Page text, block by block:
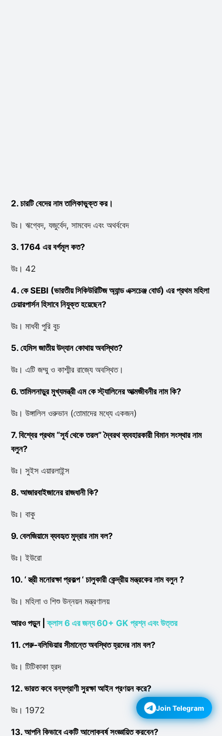
2. চারটি বেদের নাম তালিকাভুক্ত কর।
উঃ। ঋগ্বেদ, যজুর্বেদ, সামবেদ এবং অথর্ববেদ
3. 1764 এর বর্গমূল কত?
উঃ। 42
4. কে SEBI (ভারতীয় সিকিউরিটিজ অ্যান্ড এক্সচেঞ্জ বোর্ড) এর প্রথম মহিলা
চেয়ারপার্সন হিসাবে নিযুক্ত হয়েছেন?
উঃ। মাধবী পুরি বুচ
5. হেমিস জাতীয় উদ্যান কোথায় অবস্থিত?
উঃ। এটি জম্মু ও কাশ্মীর রাজ্যে অবস্থিত।
6. তামিলনাড়ুর মুখ্যমন্ত্রী এম কে স্ট্যালিনের আত্মজীবনীর নাম কি?
উঃ। উঙ্গালিল ওরুভান (তোমাদের মধ্যে একজন)
7. বিশ্বের প্রথম “সূর্য থেকে তরল” দ্বৈরথ ব্যবহারকারী বিমান সংস্থার নাম
বলুন?
উঃ। সুইস এয়ারলাইন্স
8. আজারবাইজানের রাজধানী কি?
উঃ। বাকু
9. বেলজিয়ামে ব্যবহৃত মুদ্রার নাম বল?
উঃ। ইউরো
10. ‘স্ত্রী মনোরক্ষা প্রকল্প‘চালুকারী কেন্দ্রীয় মন্ত্রকের নাম বলুন ?
উঃ। মহিলা ও শিশু উন্নয়ন মন্ত্রণালয়
আরও পড়ুন |ক্লাস 6 এর জন্য 60+ GK প্রশ্ন এবং উত্তর
11. পেরু-বলিভিয়ার সীমান্তে অবস্থিত হ্রদের নাম বল?
উঃ। টিটিকাকা হ্রদ
12. ভারত কবে বন্যপ্রাণী সুরক্ষা আইন প্রণয়ন করে?
উঃ। 1972
13. আপনি কিভাবে একটি আলোকবর্ষ সংজ্ঞায়িত করবেন?
Join Telegram